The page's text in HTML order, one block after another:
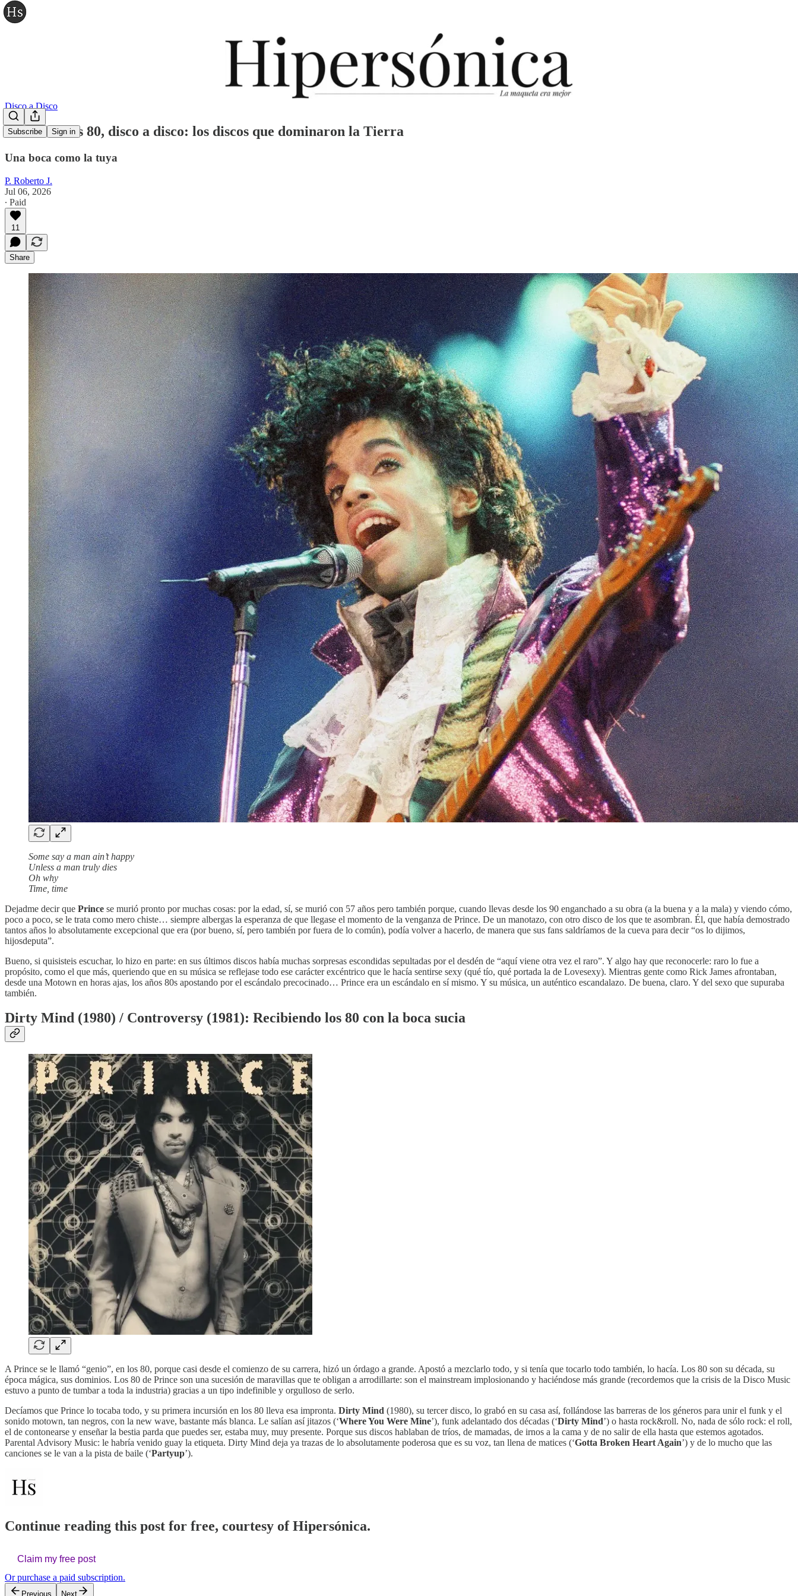
Subscribe Sign in
Disco a Disco
Prince en los 80, disco a disco: los discos que dominaron la Tierra
Una boca como la tuya
P. Roberto J.
Jul 06, 2026
∙ Paid
11
Share
Some say a man ain’t happy
Unless a man truly dies
Oh why
Time, time
Dejadme decir que Prince se murió pronto por muchas cosas: por la edad, sí, se murió con 57 años pero también porque, cuando llevas desde los 90 enganchado a su obra (a la buena y a la mala) y viendo cómo,
poco a poco, se le trata como mero chiste… siempre albergas la esperanza de que llegase el momento de la venganza de Prince. De un manotazo, con otro disco de los que te asombran. Él, que había demostrado
tantos años lo absolutamente excepcional que era (por bueno, sí, pero también por fuera de lo común), podía volver a hacerlo, de manera que sus fans saldríamos de la cueva para decir “os lo dijimos,
hijosdeputa”.
Bueno, si quisisteis escuchar, lo hizo en parte: en sus últimos discos había muchas sorpresas escondidas sepultadas por el desdén de “aquí viene otra vez el raro”. Y algo hay que reconocerle: raro lo fue a
propósito, como el que más, queriendo que en su música se reflejase todo ese carácter excéntrico que le hacía sentirse sexy (qué tío, qué portada la de Lovesexy). Mientras gente como Rick James afrontaban,
desde una Motown en horas ajas, los años 80s apostando por el escándalo precocinado… Prince era un escándalo en sí mismo. Y su música, un auténtico escandalazo. De buena, claro. Y del sexo que supuraba
también.
Dirty Mind (1980) / Controversy (1981): Recibiendo los 80 con la boca sucia
A Prince se le llamó “genio”, en los 80, porque casi desde el comienzo de su carrera, hizó un órdago a grande. Apostó a mezclarlo todo, y si tenía que tocarlo todo también, lo hacía. Los 80 son su década, su
época mágica, sus dominios. Los 80 de Prince son una sucesión de maravillas que te obligan a arrodillarte: son el mainstream implosionando y haciéndose más grande (recordemos que la crisis de la Disco Music
estuvo a punto de tumbar a toda la industria) gracias a un tipo indefinible y orgulloso de serlo.
Decíamos que Prince lo tocaba todo, y su primera incursión en los 80 lleva esa impronta. Dirty Mind (1980), su tercer disco, lo grabó en su casa así, follándose las barreras de los géneros para unir el funk y el
sonido motown, tan negros, con la new wave, bastante más blanca. Le salían así jitazos (‘Where You Were Mine’), funk adelantado dos décadas (‘Dirty Mind’) o hasta rock&roll. No, nada de sólo rock: el roll,
el de contonearse y enseñar la bestia parda que puedes ser, estaba muy, muy presente. Porque sus discos hablaban de tríos, de mamadas, de irnos a la cama y de no salir de ella hasta que estemos agotados.
Parental Advisory Music: le habría venido guay la etiqueta. Dirty Mind deja ya trazas de lo absolutamente poderosa que es su voz, tan llena de matices (‘Gotta Broken Heart Again’) y de lo mucho que las
canciones se le van a la pista de baile (‘Partyup’).
Continue reading this post for free, courtesy of Hipersónica.
Claim my free post
Or purchase a paid subscription.
Previous Next